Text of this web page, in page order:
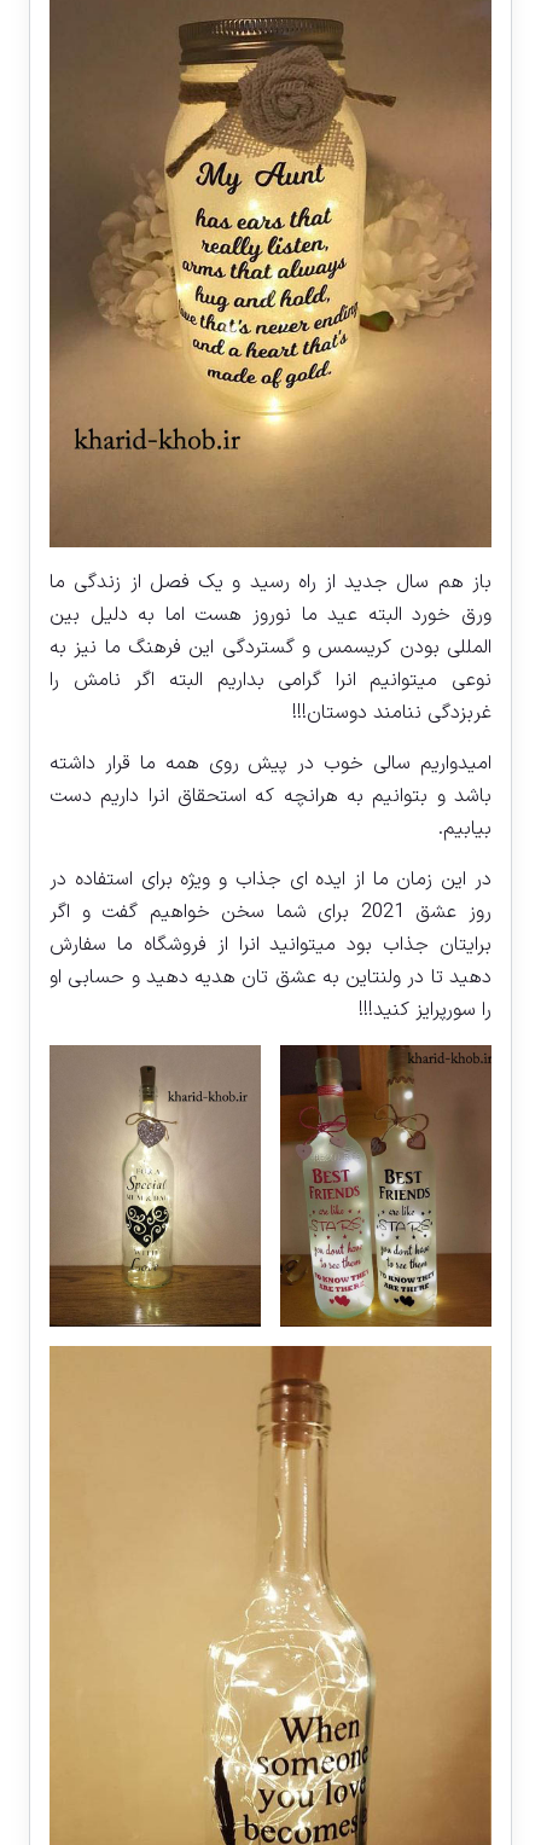
باز هم سال جدید از راه رسید و یک فصل از زندگی ما
ورق خورد البته عید ما نوروز هست اما به دلیل بین
المللی بودن کریسمس و گستردگی این فرهنگ ما نیز به
نوعی میتوانیم انرا گرامی بداریم البته اگر نامش را
غربزدگی ننامند دوستان!!!
امیدواریم سالی خوب در پیش روی همه ما قرار داشته
باشد و بتوانیم به هرانچه که استحقاق انرا داریم دست
بیابیم.
در این زمان ما از ایده ای جذاب و ویژه برای استفاده در
روز عشق 2021 برای شما سخن خواهیم گفت و اگر
برایتان جذاب بود میتوانید انرا از فروشگاه ما سفارش
دهید تا در ولنتاین به عشق تان هدیه دهید و حسابی او
را سورپرایز کنید!!!